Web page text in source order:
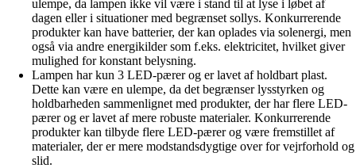
ulempe, da lampen ikke vil være i stand til at lyse i løbet af
dagen eller i situationer med begrænset sollys. Konkurrerende
produkter kan have batterier, der kan oplades via solenergi, men
også via andre energikilder som f.eks. elektricitet, hvilket giver
mulighed for konstant belysning.
Lampen har kun 3 LED-pærer og er lavet af holdbart plast.
Dette kan være en ulempe, da det begrænser lysstyrken og
holdbarheden sammenlignet med produkter, der har flere LED-
pærer og er lavet af mere robuste materialer. Konkurrerende
produkter kan tilbyde flere LED-pærer og være fremstillet af
materialer, der er mere modstandsdygtige over for vejrforhold og
slid.